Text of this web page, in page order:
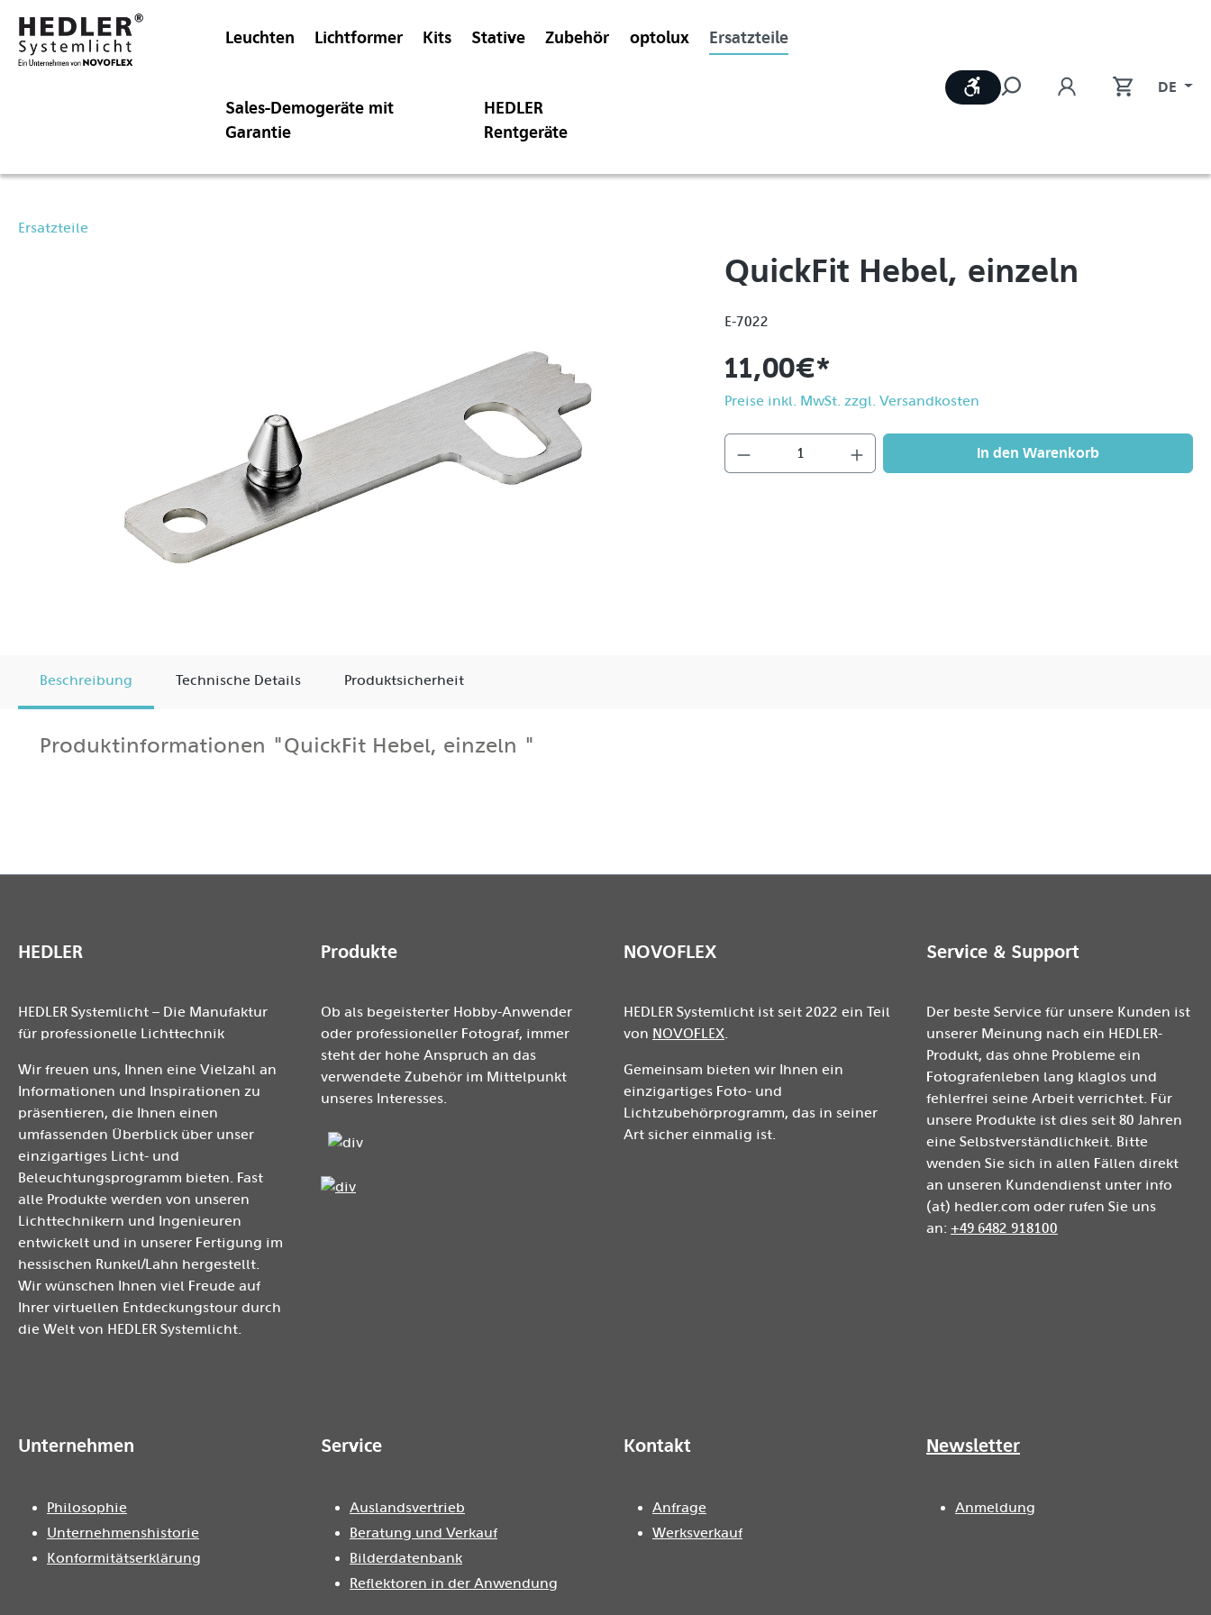
Leuchten Lichtformer Kits Stative Zubehör optolux Ersatzteile
Sales-Demogeräte mit
Garantie
HEDLER
Rentgeräte
Werkzeugleiste anzeigen DE
Ersatzteile
QuickFit Hebel, einzeln
E-7022
11,00 €*
Preise inkl. MwSt. zzgl. Versandkosten
In den Warenkorb
Beschreibung Technische Details Produktsicherheit
Produktinformationen "QuickFit Hebel, einzeln "
HEDLER
HEDLER Systemlicht – Die Manufaktur
für professionelle Lichttechnik
Wir freuen uns, Ihnen eine Vielzahl an
Informationen und Inspirationen zu
präsentieren, die Ihnen einen
umfassenden Überblick über unser
einzigartiges Licht- und
Beleuchtungsprogramm bieten. Fast
alle Produkte werden von unseren
Lichttechnikern und Ingenieuren
entwickelt und in unserer Fertigung im
hessischen Runkel/Lahn hergestellt.
Wir wünschen Ihnen viel Freude auf
Ihrer virtuellen Entdeckungstour durch
die Welt von HEDLER Systemlicht.
Produkte
Ob als begeisterter Hobby-Anwender
oder professioneller Fotograf, immer
steht der hohe Anspruch an das
verwendete Zubehör im Mittelpunkt
unseres Interesses.
NOVOFLEX
HEDLER Systemlicht ist seit 2022 ein Teil
von NOVOFLEX.
Gemeinsam bieten wir Ihnen ein
einzigartiges Foto- und
Lichtzubehörprogramm, das in seiner
Art sicher einmalig ist.
Service & Support
Der beste Service für unsere Kunden ist
unserer Meinung nach ein HEDLER-
Produkt, das ohne Probleme ein
Fotografenleben lang klaglos und
fehlerfrei seine Arbeit verrichtet. Für
unsere Produkte ist dies seit 80 Jahren
eine Selbstverständlichkeit. Bitte
wenden Sie sich in allen Fällen direkt
an unseren Kundendienst unter info
(at) hedler.com oder rufen Sie uns
an: +49 6482 918100
Unternehmen
Philosophie
Unternehmenshistorie
Konformitätserklärung
Service
Auslandsvertrieb
Beratung und Verkauf
Bilderdatenbank
Reflektoren in der Anwendung
Kontakt
Anfrage
Werksverkauf
Newsletter
Anmeldung